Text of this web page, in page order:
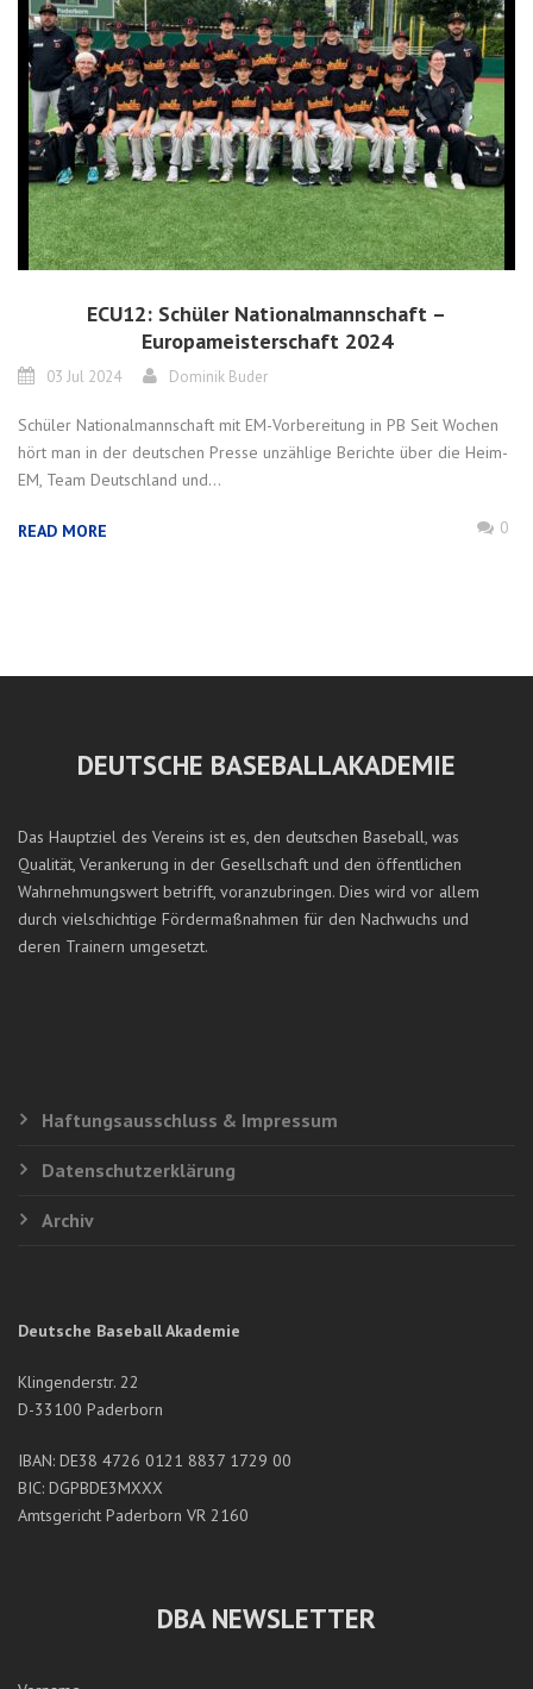
ECU12: Schüler Nationalmannschaft –
Europameisterschaft 2024
03 Jul 2024 Dominik Buder
Schüler Nationalmannschaft mit EM-Vorbereitung in PB Seit Wochen
hört man in der deutschen Presse unzählige Berichte über die Heim-
EM, Team Deutschland und...
READ MORE 0
DEUTSCHE BASEBALLAKADEMIE
Das Hauptziel des Vereins ist es, den deutschen Baseball, was
Qualität, Verankerung in der Gesellschaft und den öffentlichen
Wahrnehmungswert betrifft, voranzubringen. Dies wird vor allem
durch vielschichtige Fördermaßnahmen für den Nachwuchs und
deren Trainern umgesetzt.
Haftungsausschluss & Impressum
Datenschutzerklärung
Archiv
Deutsche Baseball Akademie
Klingenderstr. 22
D-33100 Paderborn
IBAN: DE38 4726 0121 8837 1729 00
BIC: DGPBDE3MXXX
Amtsgericht Paderborn VR 2160
DBA NEWSLETTER